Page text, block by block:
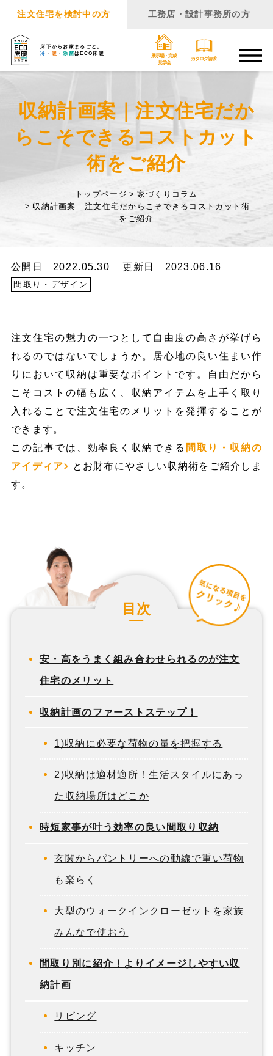
床下からお家まるごと。
冷 ・ 暖 ・ 除菌はECO床暖
展示場・完成
見学会
カタログ請求
注文住宅を検討中の方 工務店・設計事務所の方
収納計画案｜注文住宅だか
らこそできるコストカット
術をご紹介
トップページ
家づくりコラム
収納計画案｜注文住宅だからこそできるコストカット術
をご紹介
公開日 2022.05.30 更新日 2023.06.16
間取り・デザイン
注文住宅の魅力の一つとして自由度の高さが挙げら
れるのではないでしょうか。居心地の良い住まい作
りにおいて収納は重要なポイントです。自由だから
こそコストの幅も広く、収納アイテムを上手く取り
入れることで注文住宅のメリットを発揮することが
できます。
この記事では、効率良く収納できる 間取り・収納の
アイディア
とお財布にやさしい収納術をご紹介しま
す。
目次
安・高をうまく組み合わせられるのが注文
住宅のメリット
収納計画のファーストステップ！
1)収納に必要な荷物の量を把握する
2)収納は適材適所！生活スタイルにあっ
た収納場所はどこか
時短家事が叶う効率の良い間取り収納
玄関からパントリーへの動線で重い荷物
も楽らく
大型のウォークインクローゼットを家族
みんなで使おう
間取り別に紹介！よりイメージしやすい収
納計画
リビング
キッチン